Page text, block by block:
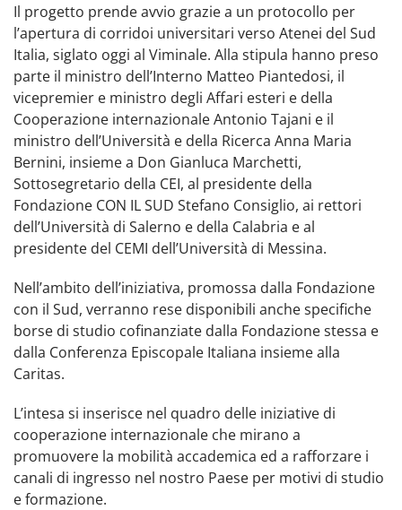
Il progetto prende avvio grazie a un protocollo per
l’apertura di corridoi universitari verso Atenei del Sud
Italia, siglato oggi al Viminale. Alla stipula hanno preso
parte il ministro dell’Interno Matteo Piantedosi, il
vicepremier e ministro degli Affari esteri e della
Cooperazione internazionale Antonio Tajani e il
ministro dell’Università e della Ricerca Anna Maria
Bernini, insieme a Don Gianluca Marchetti,
Sottosegretario della CEI, al presidente della
Fondazione CON IL SUD Stefano Consiglio, ai rettori
dell’Università di Salerno e della Calabria e al
presidente del CEMI dell’Università di Messina.
Nell’ambito dell’iniziativa, promossa dalla Fondazione
con il Sud, verranno rese disponibili anche specifiche
borse di studio cofinanziate dalla Fondazione stessa e
dalla Conferenza Episcopale Italiana insieme alla
Caritas.
L’intesa si inserisce nel quadro delle iniziative di
cooperazione internazionale che mirano a
promuovere la mobilità accademica ed a rafforzare i
canali di ingresso nel nostro Paese per motivi di studio
e formazione.